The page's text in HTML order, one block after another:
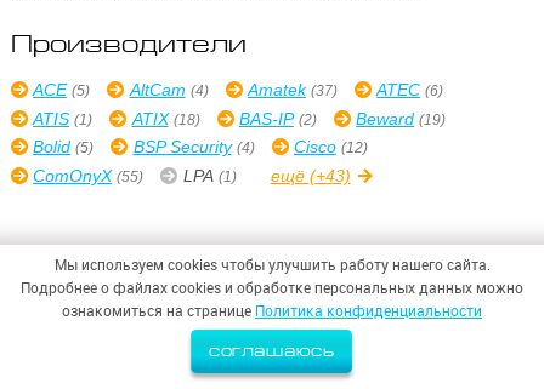
Производители
ACE (5) AltCam (4) Amatek (37) ATEC (6)
ATIS (1) ATIX (18) BAS-IP (2) Beward (19)
Bolid (5) BSP Security (4) Cisco (12)
ComOnyX (55) LPA (1) ещё (+43)
ООО «СИНТЕЗ БЕЗОПАСНОСТИ»
Политика конфиденциальности
Мы используем cookies чтобы улучшить работу нашего сайта.
Подробнее о файлах cookies и обработке персональных данных можно
ознакомиться на странице Политика конфиденциальности
соглашаюсь